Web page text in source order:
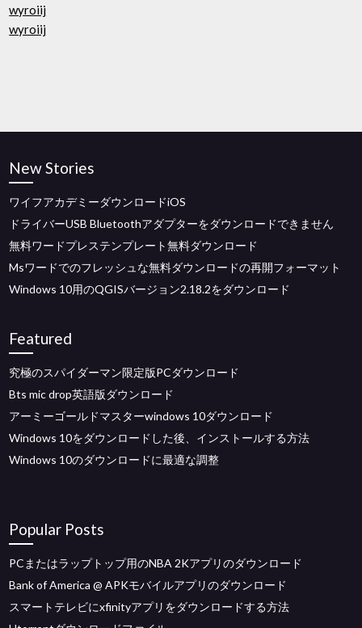
wyroiij
wyroiij
New Stories
ワイフアカデミーダウンロードiOS
ドライバーUSB Bluetoothアダプターをダウンロードできません
無料ワードプレステンプレート無料ダウンロード
Msワードでのフレッシュな無料ダウンロードの再開フォーマット
Windows 10用のQGISバージョン2.18.2をダウンロード
Featured
究極のスパイダーマン限定版PCダウンロード
Bts mic drop英語版ダウンロード
アーミーゴールドマスターwindows 10ダウンロード
Windows 10をダウンロードした後、インストールする方法
Windows 10のダウンロードに最適な調整
Popular Posts
PCまたはラップトップ用のNBA 2Kアプリのダウンロード
Bank of America @ APKモバイルアプリのダウンロード
スマートテレビにxfinityアプリをダウンロードする方法